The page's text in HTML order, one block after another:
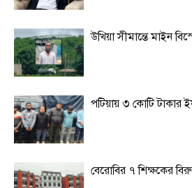
উখিয়া সীমান্তে মাইন
পটিয়ায় ৩ কোটি টাকার
বেরোবির ৭ শিক্ষকের